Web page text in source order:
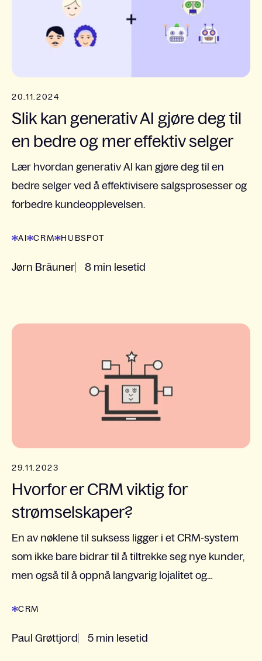
20.11.2024
Slik kan generativ AI gjøre deg til
en bedre og mer effektiv selger
Lær hvordan generativ AI kan gjøre deg til en
bedre selger ved å effektivisere salgsprosesser og
forbedre kundeopplevelsen.
AI CRM HUBSPOT
Jørn Bräuner 8 min lesetid
29.11.2023
Hvorfor er CRM viktig for
strømselskaper?
En av nøklene til suksess ligger i et CRM-system
som ikke bare bidrar til å tiltrekke seg nye kunder,
men også til å oppnå langvarig lojalitet og
CRM
Paul Grøttjord 5 min lesetid